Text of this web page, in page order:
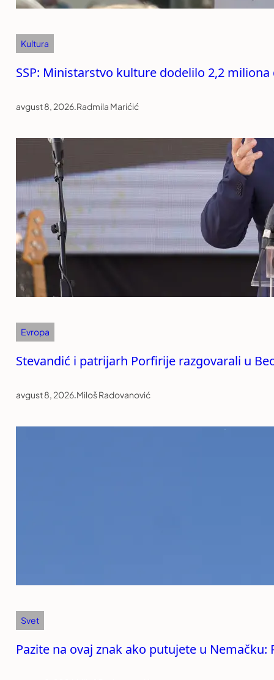
Kultura
SSP: Ministarstvo kulture dodelilo 2,2
avgust 8, 2026.Radmila Marićić
Evropa
Stevandić i patrijarh Porfirije razgovarali u
avgust 8, 2026.Miloš Radovanović
Svet
Pazite na ovaj znak ako putujete u